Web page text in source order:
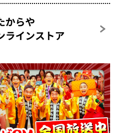
からや
ラインストア